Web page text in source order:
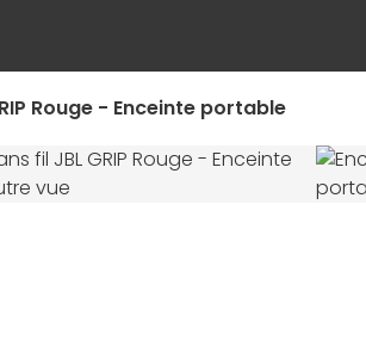
Rouge - Enceinte portable